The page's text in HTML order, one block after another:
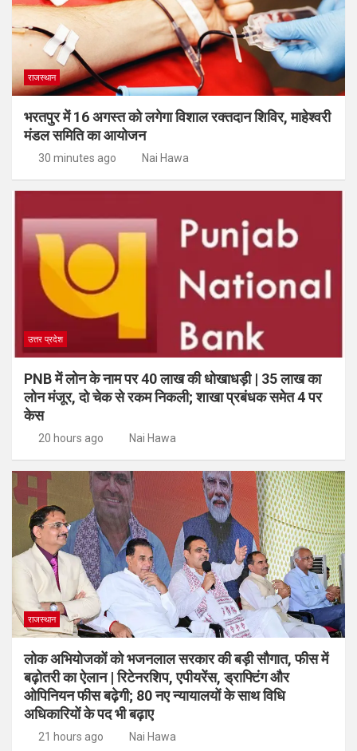
राजस्थान
भरतपुर में 16 अगस्त को लगेगा विशाल रक्तदान शिविर, माहेश्वरी
मंडल समिति का आयोजन
30 minutes ago Nai Hawa
उत्तर प्रदेश
PNB में लोन के नाम पर 40 लाख की धोखाधड़ी | 35 लाख का
लोन मंजूर, दो चेक से रकम निकली; शाखा प्रबंधक समेत 4 पर
केस
20 hours ago Nai Hawa
राजस्थान
लोक अभियोजकों को भजनलाल सरकार की बड़ी सौगात, फीस में
बढ़ोतरी का ऐलान | रिटेनरशिप, एपीयरेंस, ड्राफ्टिंग और
ओपिनियन फीस बढ़ेगी; 80 नए न्यायालयों के साथ विधि
अधिकारियों के पद भी बढ़ाए
21 hours ago Nai Hawa